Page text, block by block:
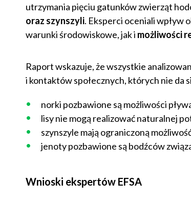
utrzymania pięciu gatunków zwierząt
oraz szynszyli. Eksperci oceniali wpływ
warunki środowiskowe, jak i możliwości
Raport wskazuje, że wszystkie
i kontaktów społecznych, których nie da
norki pozbawione są możliwości
lisy nie mogą realizować naturalnej
szynszyle mają ograniczoną
jenoty pozbawione są bodźców
Wnioski ekspertów EFSA